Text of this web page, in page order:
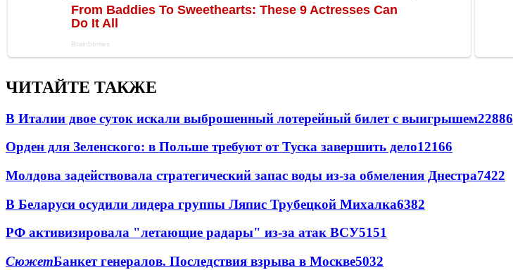
ЧИТАЙТЕ ТАКЖЕ
В Италии двое суток искали выброшенный лотерейный билет с выигрышем22886
Орден для Зеленского: в Польше требуют от Туска завершить дело12166
Молдова задействовала стратегический запас воды из-за обмеления Днестра7422
В Беларуси осудили лидера группы Ляпис Трубецкой Михалка6382
РФ активизировала "летающие радары" из-за атак ВСУ5151
СюжетБанкет генералов. Последствия взрыва в Москве5032